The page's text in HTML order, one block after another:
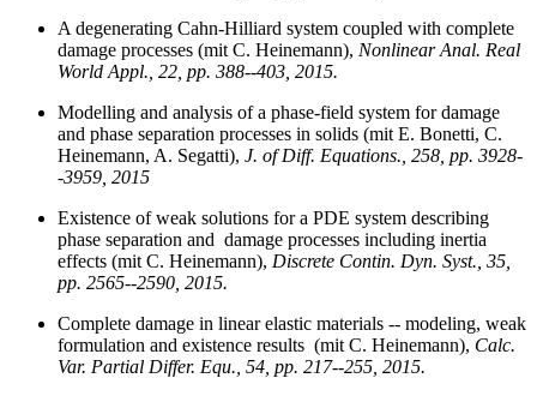
A degenerating Cahn-Hilliard system coupled with complete
damage processes (mit C. Heinemann), Nonlinear Anal. Real
World Appl., 22, pp. 388--403, 2015.
Modelling and analysis of a phase-field system for damage
and phase separation processes in solids (mit E. Bonetti, C.
Heinemann, A. Segatti), J. of Diff. Equations., 258, pp. 3928-
-3959, 2015
Existence of weak solutions for a PDE system describing
phase separation and damage processes including inertia
effects (mit C. Heinemann), Discrete Contin. Dyn. Syst., 35,
pp. 2565--2590, 2015.
Complete damage in linear elastic materials -- modeling, weak
formulation and existence results (mit C. Heinemann), Calc.
Var. Partial Differ. Equ., 54, pp. 217--255, 2015.